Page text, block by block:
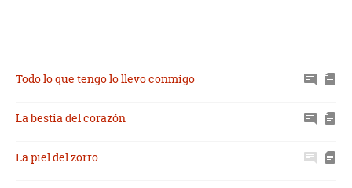
Todo lo que tengo lo llevo conmigo
La bestia del corazón
La piel del zorro